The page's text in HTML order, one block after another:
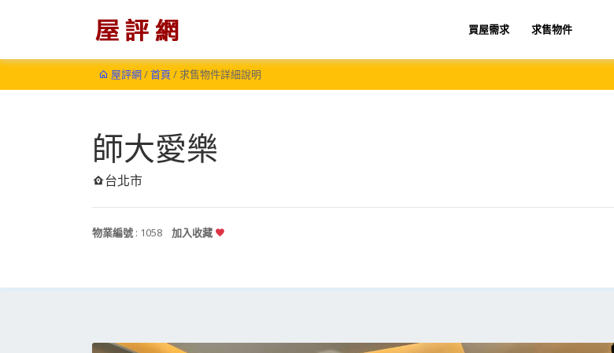
買屋需求 求售物件
屋評網/首頁 / 求售物件詳細說明
師大愛樂
台北市
物業編號 : 1058 加入收藏